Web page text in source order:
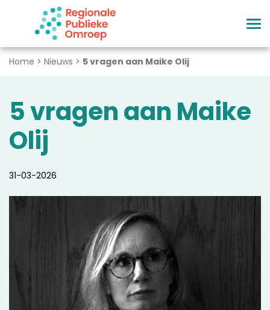
Naar hoofdinhoud
Home > Nieuws > 5 vragen aan Maike Olij
5 vragen aan Maike
Olij
31-03-2026